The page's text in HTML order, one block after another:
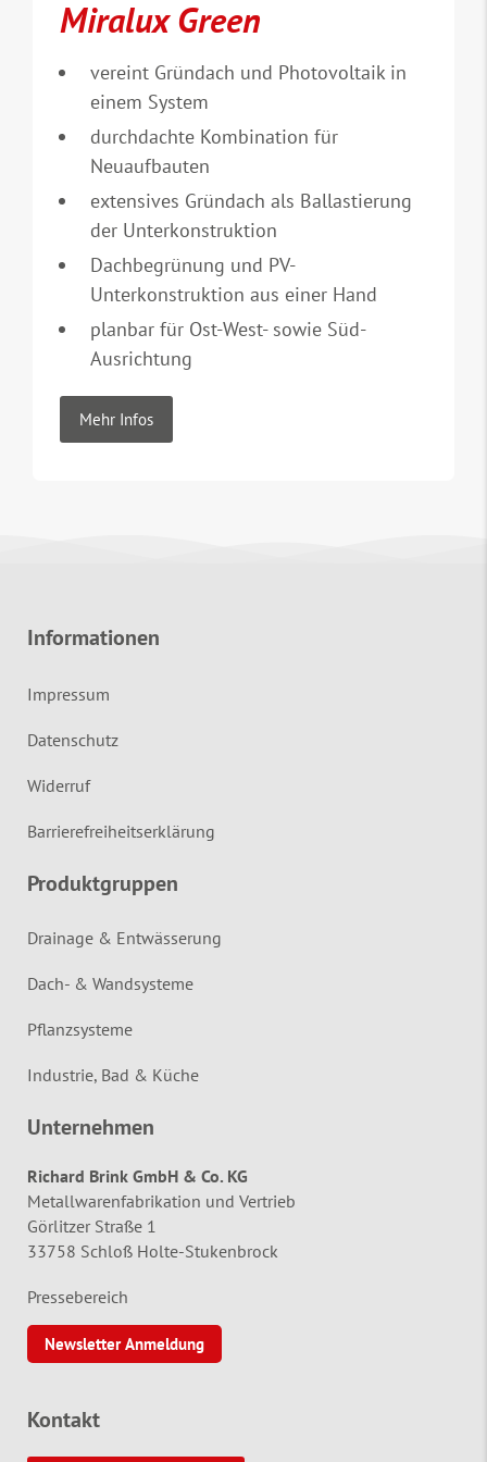
Miralux Green
vereint Gründach und Photovoltaik in
einem System
durchdachte Kombination für
Neuaufbauten
extensives Gründach als Ballastierung
der Unterkonstruktion
Dachbegrünung und PV-
Unterkonstruktion aus einer Hand
planbar für Ost-West- sowie Süd-
Ausrichtung
Mehr Infos
Informationen
Impressum
Datenschutz
Widerruf
Barrierefreiheitserklärung
Produktgruppen
Drainage & Entwässerung
Dach- & Wandsysteme
Pflanzsysteme
Industrie, Bad & Küche
Unternehmen
Richard Brink GmbH & Co. KG
Metallwarenfabrikation und Vertrieb
Görlitzer Straße 1
33758 Schloß Holte-Stukenbrock
Pressebereich
Newsletter Anmeldung
Kontakt